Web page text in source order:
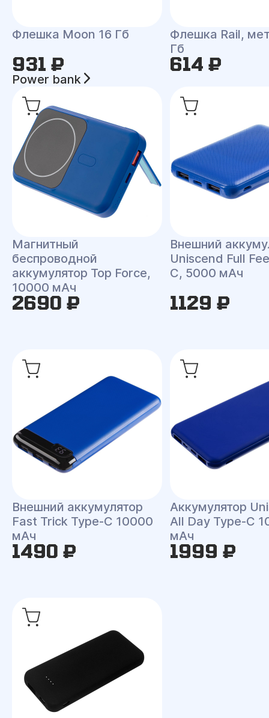
Флешка Moon 16 Гб
931 ₽
Флешка Rail,
Гб
614 ₽
Power bank
Магнитный
беспроводной
аккумулятор Top Force,
10000 мАч
2690 ₽
Внешний
Uniscend Full
C, 5000 мАч
1129 ₽
Внешний аккумулятор
Fast Trick Type-C 10000
мАч
1490 ₽
Аккумулятор
All Day Type-C
мАч
1999 ₽